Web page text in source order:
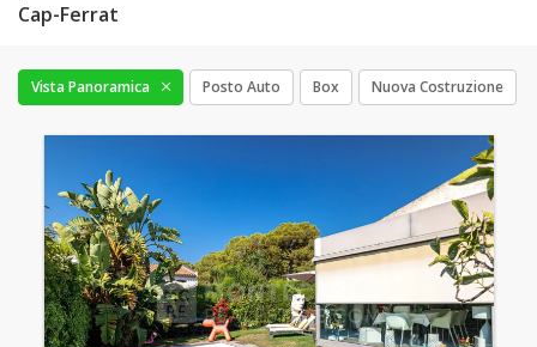
Cap-Ferrat
Vista Panoramica Posto Auto Box Nuova Costruzione